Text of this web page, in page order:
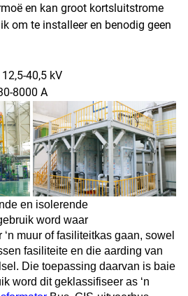
en kan groot kortsluitstrome
om te installeer en benodig geen
40,5 kV
8000 A
en isolerende
word waar
muur of fasiliteitkas gaan, sowel
fasiliteite en die aarding van
Die toepassing daarvan is baie
word dit geklassifiseer as ‘n